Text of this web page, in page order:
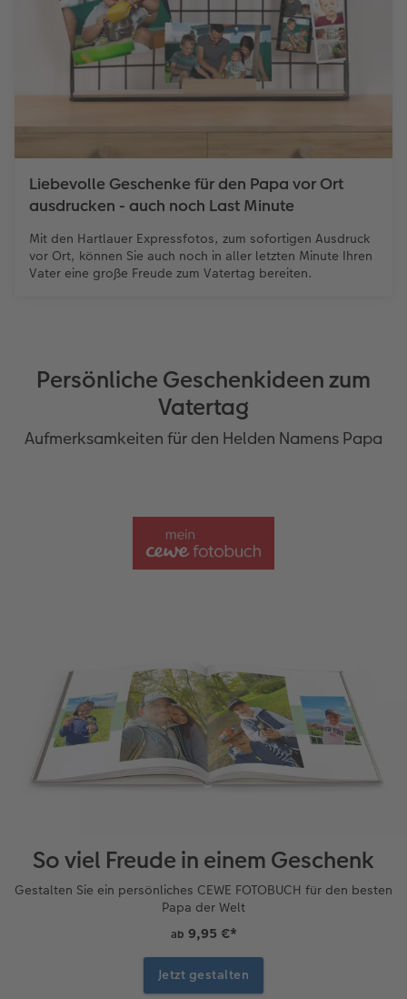
Neuheiten
CEWE myPhotos
Neuheiten
Fotos digitalisieren
Neuheiten
CEWE myPhotos
Neuheiten
Foto-Geschenkbox
Neuheiten
CEWE myPhotos
Neuheiten
CEWE myPhotos
Neuheiten
Liebevolle Geschenke für den Papa vor Ort
ausdrucken - auch noch Last Minute
Mit den Hartlauer Expressfotos, zum sofortigen Ausdruck
vor Ort, können Sie auch noch in aller letzten Minute Ihren
Vater eine große Freude zum Vatertag bereiten.
Persönliche Geschenkideen zum
Vatertag
Aufmerksamkeiten für den Helden Namens Papa
So viel Freude in einem Geschenk
Gestalten Sie ein persönliches CEWE FOTOBUCH für den besten
Papa der Welt
ab 9,95 €*
Jetzt gestalten